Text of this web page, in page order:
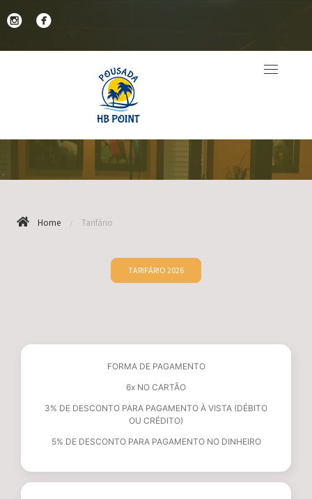
TARIFÁRIO
Home Tarifário
TARIFÁRIO 2026
FORMA DE PAGAMENTO
6x NO CARTÃO
3% DE DESCONTO PARA PAGAMENTO À VISTA (DÉBITO
OU CRÉDITO)
5% DE DESCONTO PARA PAGAMENTO NO DINHEIRO